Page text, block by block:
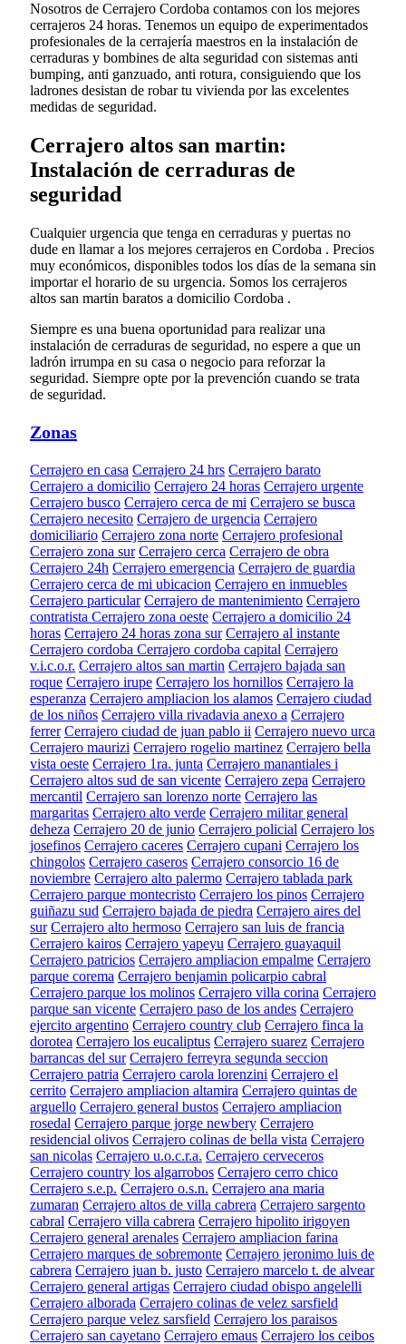
Nosotros de Cerrajero Cordoba contamos con los mejores
cerrajeros 24 horas. Tenemos un equipo de experimentados
profesionales de la cerrajería maestros en la instalación de
cerraduras y bombines de alta seguridad con sistemas anti
bumping, anti ganzuado, anti rotura, consiguiendo que los
ladrones desistan de robar tu vivienda por las excelentes
medidas de seguridad.
Cerrajero altos san martin:
Instalación de cerraduras de
seguridad
Cualquier urgencia que tenga en cerraduras y puertas no
dude en llamar a los mejores cerrajeros en Cordoba . Precios
muy económicos, disponibles todos los días de la semana sin
importar el horario de su urgencia. Somos los cerrajeros
altos san martin baratos a domicilio Cordoba .
Siempre es una buena oportunidad para realizar una
instalación de cerraduras de seguridad, no espere a que un
ladrón irrumpa en su casa o negocio para reforzar la
seguridad. Siempre opte por la prevención cuando se trata
de seguridad.
Zonas
Cerrajero en casa Cerrajero 24 hrs Cerrajero barato
Cerrajero a domicilio Cerrajero 24 horas Cerrajero urgente
Cerrajero busco Cerrajero cerca de mi Cerrajero se busca
Cerrajero necesito Cerrajero de urgencia Cerrajero
domiciliario Cerrajero zona norte Cerrajero profesional
Cerrajero zona sur Cerrajero cerca Cerrajero de obra
Cerrajero 24h Cerrajero emergencia Cerrajero de guardia
Cerrajero cerca de mi ubicacion Cerrajero en inmuebles
Cerrajero particular Cerrajero de mantenimiento Cerrajero
contratista Cerrajero zona oeste Cerrajero a domicilio 24
horas Cerrajero 24 horas zona sur Cerrajero al instante
Cerrajero cordoba Cerrajero cordoba capital Cerrajero
v.i.c.o.r. Cerrajero altos san martin Cerrajero bajada san
roque Cerrajero irupe Cerrajero los hornillos Cerrajero la
esperanza Cerrajero ampliacion los alamos Cerrajero ciudad
de los niños Cerrajero villa rivadavia anexo a Cerrajero
ferrer Cerrajero ciudad de juan pablo ii Cerrajero nuevo urca
Cerrajero maurizi Cerrajero rogelio martinez Cerrajero bella
vista oeste Cerrajero 1ra. junta Cerrajero manantiales i
Cerrajero altos sud de san vicente Cerrajero zepa Cerrajero
mercantil Cerrajero san lorenzo norte Cerrajero las
margaritas Cerrajero alto verde Cerrajero militar general
deheza Cerrajero 20 de junio Cerrajero policial Cerrajero los
josefinos Cerrajero caceres Cerrajero cupani Cerrajero los
chingolos Cerrajero caseros Cerrajero consorcio 16 de
noviembre Cerrajero alto palermo Cerrajero tablada park
Cerrajero parque montecristo Cerrajero los pinos Cerrajero
guiñazu sud Cerrajero bajada de piedra Cerrajero aires del
sur Cerrajero alto hermoso Cerrajero san luis de francia
Cerrajero kairos Cerrajero yapeyu Cerrajero guayaquil
Cerrajero patricios Cerrajero ampliacion empalme Cerrajero
parque corema Cerrajero benjamin policarpio cabral
Cerrajero parque los molinos Cerrajero villa corina Cerrajero
parque san vicente Cerrajero paso de los andes Cerrajero
ejercito argentino Cerrajero country club Cerrajero finca la
dorotea Cerrajero los eucaliptus Cerrajero suarez Cerrajero
barrancas del sur Cerrajero ferreyra segunda seccion
Cerrajero patria Cerrajero carola lorenzini Cerrajero el
cerrito Cerrajero ampliacion altamira Cerrajero quintas de
arguello Cerrajero general bustos Cerrajero ampliacion
rosedal Cerrajero parque jorge newbery Cerrajero
residencial olivos Cerrajero colinas de bella vista Cerrajero
san nicolas Cerrajero u.o.c.r.a. Cerrajero cerveceros
Cerrajero country los algarrobos Cerrajero cerro chico
Cerrajero s.e.p. Cerrajero o.s.n. Cerrajero ana maria
zumaran Cerrajero altos de villa cabrera Cerrajero sargento
cabral Cerrajero villa cabrera Cerrajero hipolito irigoyen
Cerrajero general arenales Cerrajero ampliacion farina
Cerrajero marques de sobremonte Cerrajero jeronimo luis de
cabrera Cerrajero juan b. justo Cerrajero marcelo t. de alvear
Cerrajero general artigas Cerrajero ciudad obispo angelelli
Cerrajero alborada Cerrajero colinas de velez sarsfield
Cerrajero parque velez sarsfield Cerrajero los paraisos
Cerrajero san cayetano Cerrajero emaus Cerrajero los ceibos